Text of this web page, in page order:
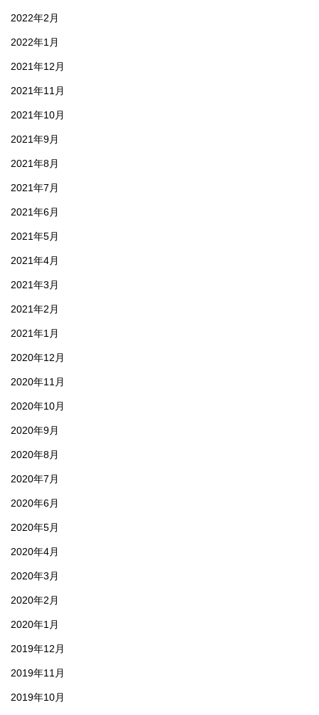
2022年2月
2022年1月
2021年12月
2021年11月
2021年10月
2021年9月
2021年8月
2021年7月
2021年6月
2021年5月
2021年4月
2021年3月
2021年2月
2021年1月
2020年12月
2020年11月
2020年10月
2020年9月
2020年8月
2020年7月
2020年6月
2020年5月
2020年4月
2020年3月
2020年2月
2020年1月
2019年12月
2019年11月
2019年10月